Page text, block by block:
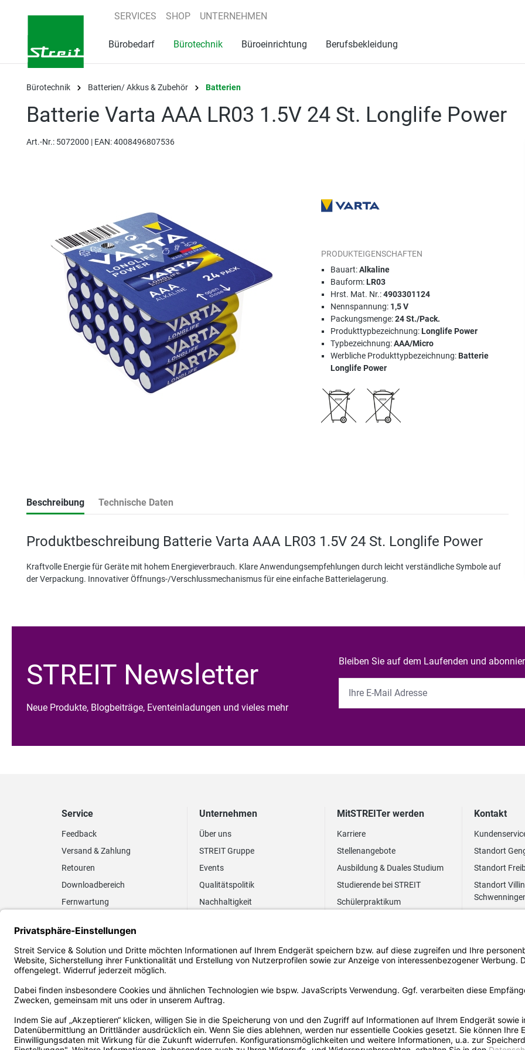
Zur Hauptnavigation springen
SERVICES SHOP UNTERNEHMEN
Bürobedarf Bürotechnik Büroeinrichtung Berufsbekleidung
Bürotechnik Batterien/ Akkus & Zubehör Batterien
Batterie Varta AAA LR03 1.5V 24 St. Longlife Power
Art.-Nr.: 5072000 | EAN: 4008496807536
PRODUKTEIGENSCHAFTEN
Bauart:Alkaline
Bauform:LR03
Hrst. Mat. Nr.:4903301124
Nennspannung: 1,5 V
Packungsmenge:24 St./Pack.
Produkttypbezeichnung:Longlife Power
Typbezeichnung:AAA/Micro
Werbliche Produkttypbezeichnung:Batterie
Longlife Power
Beschreibung Technische Daten
Produktbeschreibung Batterie Varta AAA LR03 1.5V 24 St. Longlife Power
Kraftvolle Energie für Geräte mit hohem Energieverbrauch. Klare Anwendungsempfehlungen durch leicht verständliche Symbole auf
der Verpackung. Innovativer Öffnungs-/Verschlussmechanismus für eine einfache Batterielagerung.
STREIT Newsletter
Neue Produkte, Blogbeiträge, Eventeinladungen und vieles mehr
Bleiben Sie auf dem Laufenden und
Service
Feedback
Versand & Zahlung
Retouren
Downloadbereich
Fernwartung
Elektronischer
Rechnungsversand
FAQ EUDR
Unternehmen
Über uns
STREIT Gruppe
Events
Qualitätspolitik
Nachhaltigkeit
MitSTREITer werden
Karriere
Stellenangebote
Ausbildung & Duales Studium
Studierende bei STREIT
Schülerpraktikum
Kontakt
Standort
Standort
Standort